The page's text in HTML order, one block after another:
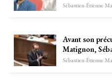
Avant son
Matignon,